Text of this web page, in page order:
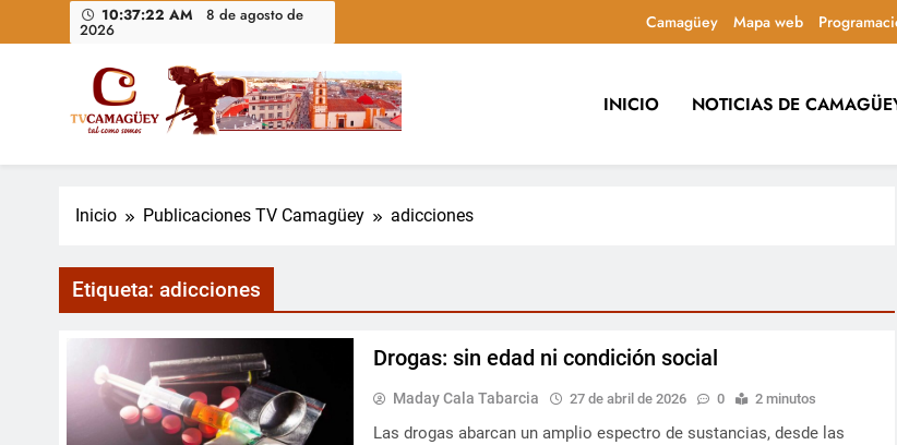
10:37:23 AM 8 de agosto de
2026 Camagüey Mapa web
Televisión Camagüey, Cuba
TV Camagüey: canal provincial cubano que informa, educa y entretiene con contenidos culturales,
INICIO NOTICIAS DE
Inicio Publicaciones TV Camagüey adicciones
Etiqueta: adicciones
Drogas: sin edad ni condición social
Maday Cala Tabarcia 27 de abril de 2026 0 2 minutos
Las drogas abarcan un amplio espectro de sustancias, desde las